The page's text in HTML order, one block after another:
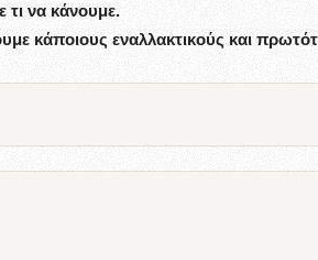
τι να κάνουμε.
κάποιους εναλλακτικούς και